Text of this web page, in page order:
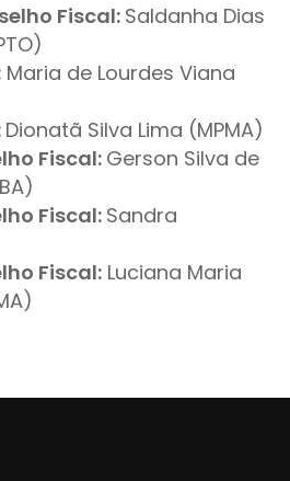
Fiscal: Saldanha Dias
Maria de Lourdes Viana
Dionatã Silva Lima (MPMA)
Fiscal: Gerson Silva de
Fiscal: Sandra
Fiscal: Luciana Maria